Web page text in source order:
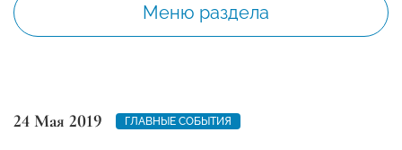
Меню раздела
24 Мая 2019 ГЛАВНЫЕ СОБЫТИЯ